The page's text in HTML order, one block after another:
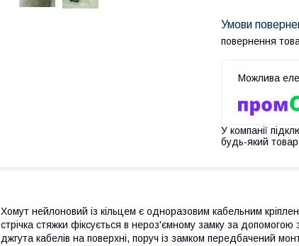
повернення
У компанії
будь-який
Хомут нейлоновий із кільцем є одноразовим кабельним
стрічка стяжки фіксується в нероз'ємному замку за допомогою
джгута кабелів на поверхні, поруч із замком передбачений